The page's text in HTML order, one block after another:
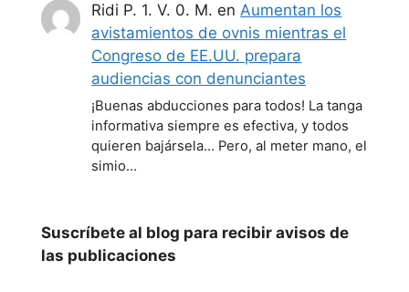
Ridi P. 1. V. 0. M. enAumentan los
avistamientos de ovnis mientras el
Congreso de EE.UU. prepara
audiencias con denunciantes
¡Buenas abducciones para todos! La tanga
informativa siempre es efectiva, y todos
quieren bajársela... Pero, al meter mano, el
simio…
Suscríbete al blog para recibir avisos de
las publicaciones